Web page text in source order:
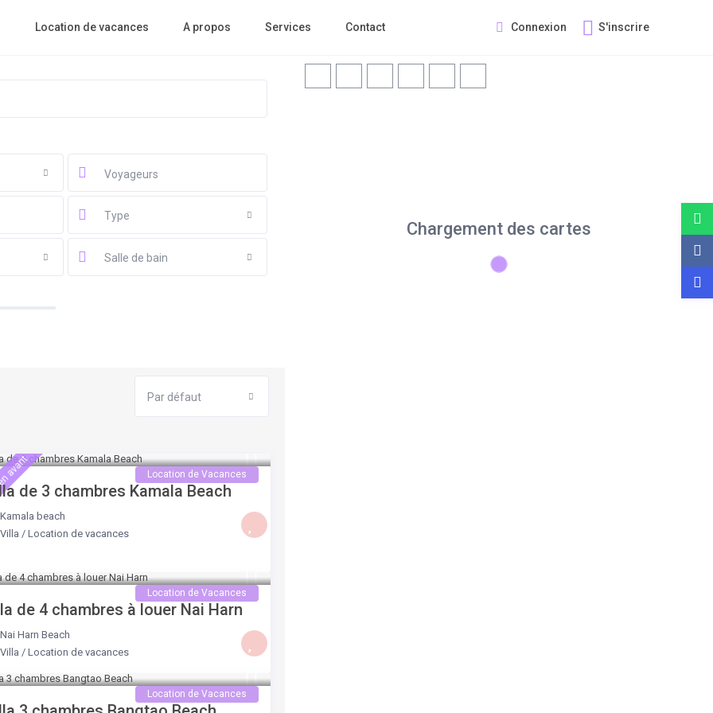
Connexion S'inscrire
Location de vacances A propos Services Contact
Chargement des cartes
Voyageurs
Type
Salle de bain
Par défaut
Location de Vacances
de 3 chambres Kamala Beach
Kamala beach
Villa / Location de vacances
Location de Vacances
de 4 chambres à louer Nai Harn
Nai Harn Beach
Villa / Location de vacances
Location de Vacances